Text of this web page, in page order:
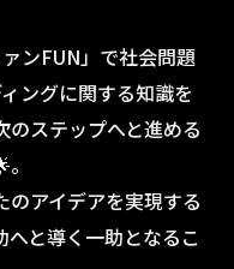
ンFUN」で社会問題
ングに関する知識を
ステップへと進める
のアイデアを実現する
と導く一助となるこ